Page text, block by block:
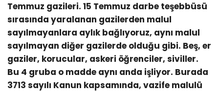
Temmuz gazileri. 15 Temmuz darbe teşebbüsü
sırasında yaralanan gazilerden malul
sayılmayanlara aylık bağlıyoruz, aynı malul
sayılmayan diğer gazilerde olduğu gibi. Beş, er
gaziler, korucular, askeri öğrenciler, siviller.
Bu 4 gruba o madde aynı anda işliyor. Burada
3713 sayılı Kanun kapsamında, vazife malulü